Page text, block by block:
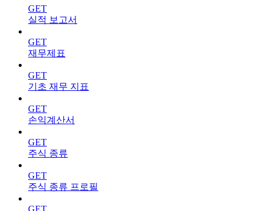
GET
실적 보고서
GET
재무제표
GET
기초 재무 지표
GET
손익계산서
GET
주식 종류
GET
주식 종류 프로필
GET